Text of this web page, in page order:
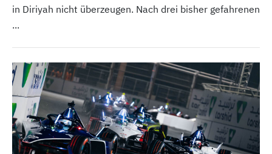
in Diriyah nicht überzeugen. Nach drei bisher gefahrenen
...